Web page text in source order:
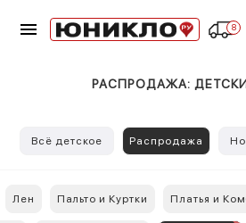
8
РАСПРОДАЖА:
Всё детское Распродажа
Лен Пальто и Куртки Платья и